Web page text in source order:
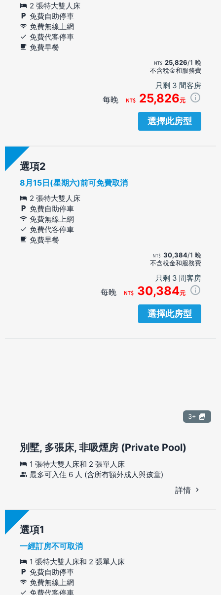
2 張特大雙人床
免費自助停車
免費無線上網
免費代客停車
免費早餐
25,826/1 晚
不含稅金和服務費
只剩 3 間客房
每晚 25,826元
選擇此房型
選項
8月15日(星期六)前可免費取消
2 張特大雙人床
免費自助停車
免費無線上網
免費代客停車
免費早餐
30,384/1 晚
不含稅金和服務費
只剩 3 間客房
每晚 30,384元
選擇此房型
3+
別墅, 多張床, 非吸煙房 (Private Pool)
1 張特大雙人床和 2 張單人床
最多可入住 6 人 (含所有額外成人與孩童)
詳情
選項
一經訂房不可取消
1 張特大雙人床和 2 張單人床
免費自助停車
免費無線上網
免費代客停車